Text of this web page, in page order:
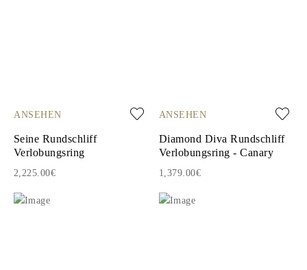
ANSEHEN
Seine Rundschliff
Verlobungsring
2,225.00€
ANSEHEN
Diamond Diva Rundschliff
Verlobungsring - Canary
1,379.00€